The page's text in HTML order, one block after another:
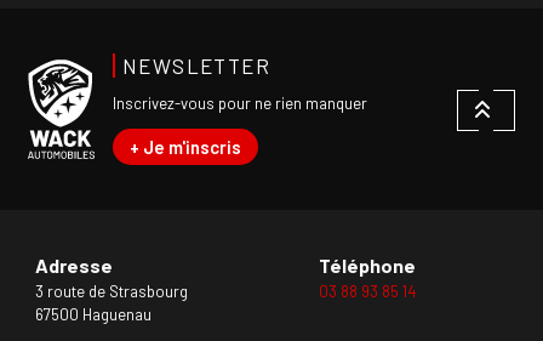
NEWSLETTER
Inscrivez-vous pour ne rien manquer
+ Je m'inscris
Adresse
3 route de Strasbourg
67500 Haguenau
Téléphone
03 88 93 85 14